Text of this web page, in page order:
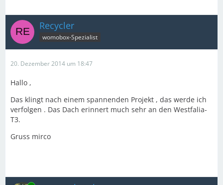
Recycler
womobox-Spezialist
20. Dezember 2014 um 18:47
Hallo ,
Das klingt nach einem spannenden Projekt , das werde ich
verfolgen . Das Dach erinnert much sehr an den Westfalia-
T3.
Gruss mirco